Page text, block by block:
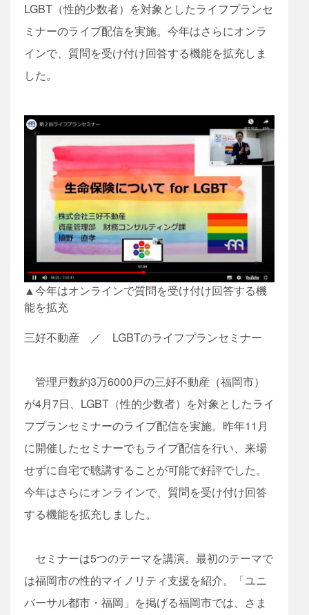
LGBT（性的少数者）を対象としたライフプランセ
ミナーのライブ配信を実施。今年はさらにオンラ
インで、質問を受け付け回答する機能を拡充しま
した。
▲今年はオンラインで質問を受け付け回答する機
能を拡充
三好不動産 ／ LGBTのライフプランセミナー
管理戸数約3万6000戸の三好不動産（福岡市）
が4月7日、LGBT（性的少数者）を対象としたライ
フプランセミナーのライブ配信を実施。昨年11月
に開催したセミナーでもライブ配信を行い、来場
せずに自宅で聴講することが可能で好評でした。
今年はさらにオンラインで、質問を受け付け回答
する機能を拡充しました。
セミナーは5つのテーマを講演。最初のテーマで
は福岡市の性的マイノリティ支援を紹介。「ユニ
バーサル都市・福岡」を掲げる福岡市では、さま